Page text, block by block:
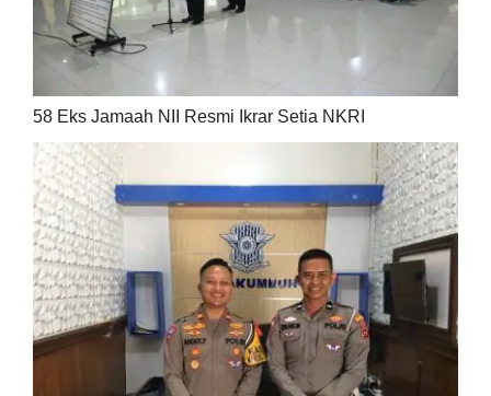
58 Eks Jamaah NII Resmi Ikrar Setia NKRI